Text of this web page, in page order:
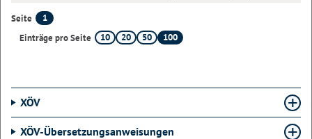
Seite
1
Einträge pro Seite
10 20 50 100
XÖV
XÖV-Übersetzungsanweisungen